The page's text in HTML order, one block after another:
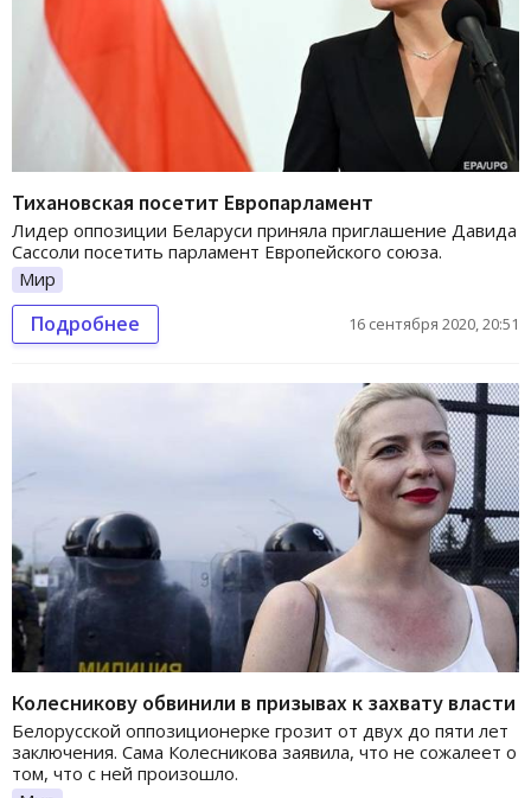
Тихановская посетит Европарламент
Лидер оппозиции Беларуси приняла приглашение Давида
Сассоли посетить парламент Европейского союза.
Мир
Подробнее 16 сентября 2020, 20:51
Колесникову обвинили в призывах к захвату власти
Белорусской оппозиционерке грозит от двух до пяти лет
заключения. Сама Колесникова заявила, что не сожалеет о
том, что с ней произошло.